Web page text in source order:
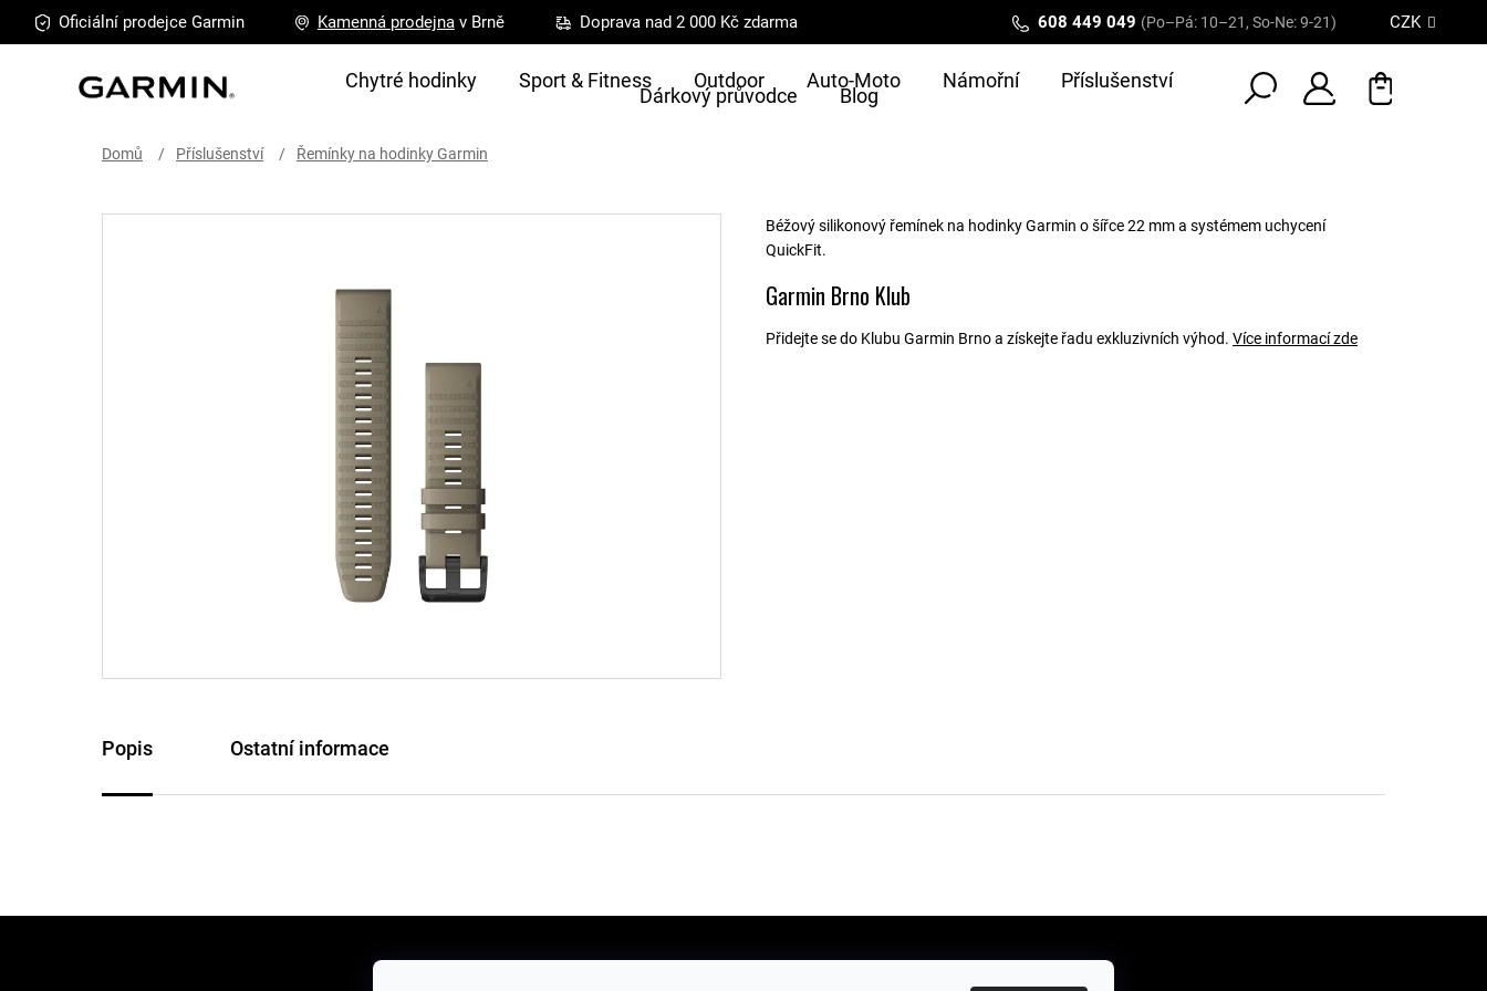
Oficiální prodejce Garmin Kamenná prodejnav Brně Doprava nad 2 000 Kč zdarma 608 449 049 (Po–Pá: 10–21, So-Ne: 9-21) CZK
Chytré hodinky Sport & Fitness Outdoor Auto-Moto Námořní Příslušenství
Dárkový průvodce Blog
Domů Příslušenství Řemínky na hodinky Garmin
Béžový silikonový řemínek na hodinky Garmin o šířce 22 mm a systémem uchycení
QuickFit.
Garmin Brno Klub
Přidejte se do Klubu Garmin Brno a získejte řadu exkluzivních výhod. Více informací zde
Popis Ostatní informace